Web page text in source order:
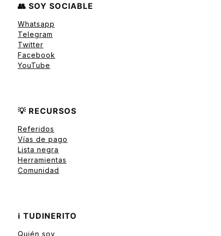
👥 SOY SOCIABLE
Whatsapp
Telegram
Twitter
Facebook
YouTube
💡 RECURSOS
Referidos
Vías de pago
Lista negra
Herramientas
Comunidad
ℹ️ TUDINERITO
Quién soy